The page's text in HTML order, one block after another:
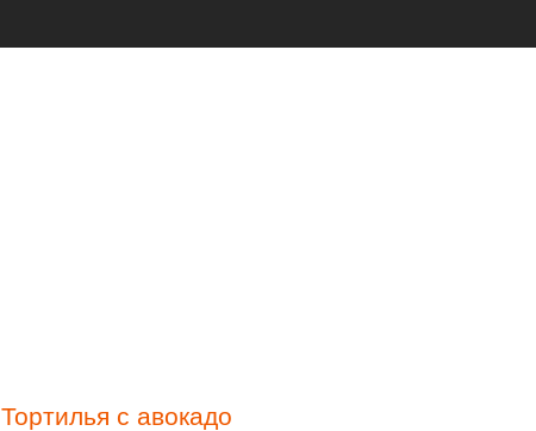
Тортилья с авокадо